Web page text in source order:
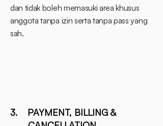
dan tidak boleh memasuki area khusus
anggota tanpa izin serta tanpa pass yang
sah.
3. PAYMENT, BILLING &